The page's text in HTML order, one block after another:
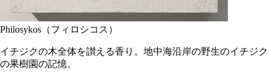
Philosykos（フィロシコス）
イチジクの木全体を讃える香り。地中海沿岸の野生のイチジク
の果樹園の記憶。